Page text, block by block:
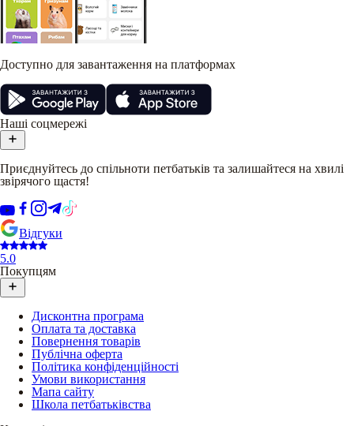
Доступно для завантаження на платформах
Наші соцмережі
Приєднуйтесь до спільноти петбатьків та залишайтеся на хвилі
звірячого щастя!
Відгуки
5.0
Покупцям
Дисконтна програма
Оплата та доставка
Повернення товарів
Публічна оферта
Політика конфіденційності
Умови використання
Мапа сайту
Школа петбатьківства